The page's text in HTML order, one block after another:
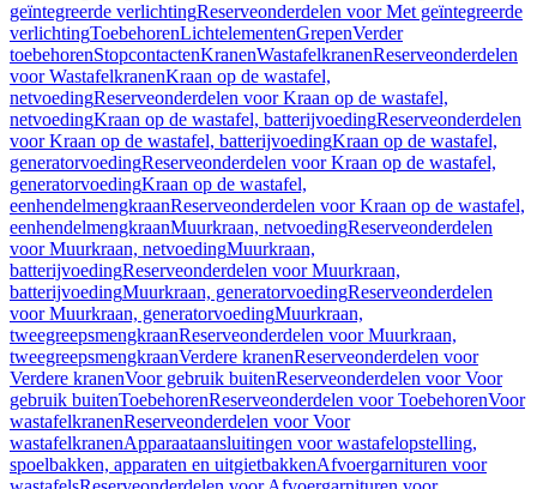
geïntegreerde verlichtingReserveonderdelen voor Met geïntegreerde
verlichtingToebehorenLichtelementenGrepenVerder
toebehorenStopcontactenKranenWastafelkranenReserveonderdelen
voor WastafelkranenKraan op de wastafel,
netvoedingReserveonderdelen voor Kraan op de wastafel,
netvoedingKraan op de wastafel, batterijvoedingReserveonderdelen
voor Kraan op de wastafel, batterijvoedingKraan op de wastafel,
generatorvoedingReserveonderdelen voor Kraan op de wastafel,
generatorvoedingKraan op de wastafel,
eenhendelmengkraanReserveonderdelen voor Kraan op de wastafel,
eenhendelmengkraanMuurkraan, netvoedingReserveonderdelen
voor Muurkraan, netvoedingMuurkraan,
batterijvoedingReserveonderdelen voor Muurkraan,
batterijvoedingMuurkraan, generatorvoedingReserveonderdelen
voor Muurkraan, generatorvoedingMuurkraan,
tweegreepsmengkraanReserveonderdelen voor Muurkraan,
tweegreepsmengkraanVerdere kranenReserveonderdelen voor
Verdere kranenVoor gebruik buitenReserveonderdelen voor Voor
gebruik buitenToebehorenReserveonderdelen voor ToebehorenVoor
wastafelkranenReserveonderdelen voor Voor
wastafelkranenApparaataansluitingen voor wastafelopstelling,
spoelbakken, apparaten en uitgietbakkenAfvoergarnituren voor